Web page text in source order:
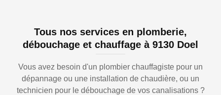
Tous nos services en plomberie,
débouchage et chauffage à 9130 Doel
Vous avez besoin d'un plombier chauffagiste pour un
dépannage ou une installation de chaudière, ou un
technicien pour le débouchage de vos canalisations ?